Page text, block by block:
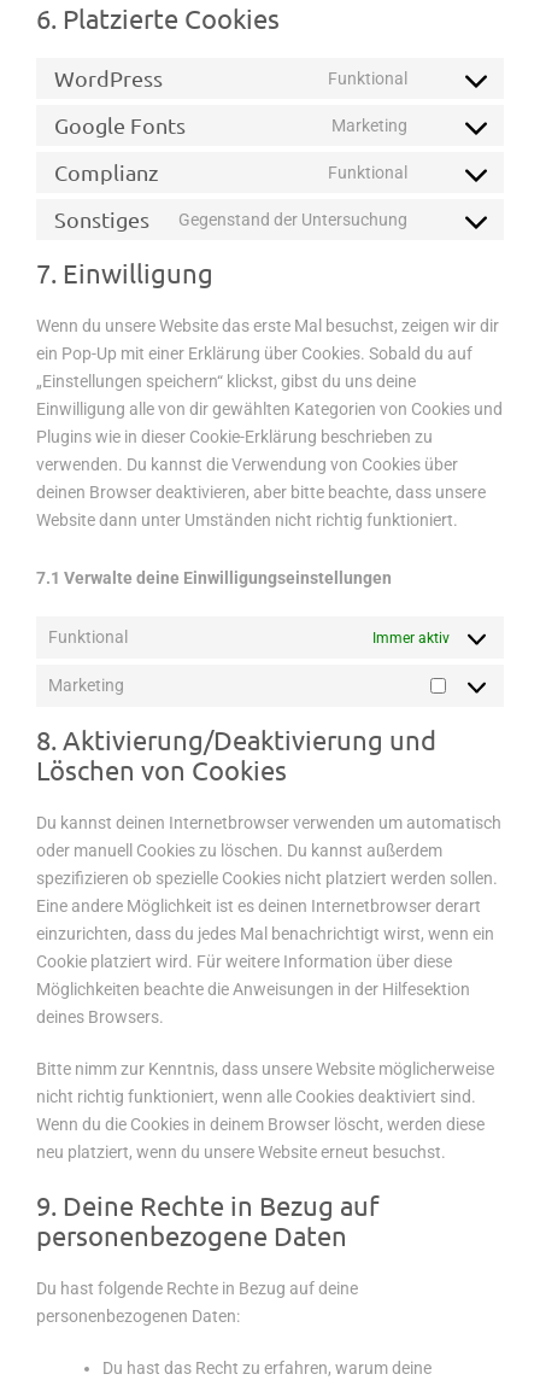
6. Platzierte Cookies
WordPress Funktional
Consent
wordpress
Google Fonts Marketing
Consent
google-
Complianz Funktional
Consent
Sonstiges Gegenstand der Untersuchung
Consent
sonstiges
7. Einwilligung
Wenn du unsere Website das erste Mal besuchst, zeigen wir dir
ein Pop-Up mit einer Erklärung über Cookies. Sobald du auf
„Einstellungen speichern“ klickst, gibst du uns deine
Einwilligung alle von dir gewählten Kategorien von Cookies und
Plugins wie in dieser Cookie-Erklärung beschrieben zu
verwenden. Du kannst die Verwendung von Cookies über
deinen Browser deaktivieren, aber bitte beachte, dass unsere
Website dann unter Umständen nicht richtig funktioniert.
7.1 Verwalte deine Einwilligungseinstellungen
Funktional Immer aktiv
Marketing
Marketing
8. Aktivierung/Deaktivierung und
Löschen von Cookies
Du kannst deinen Internetbrowser verwenden um automatisch
oder manuell Cookies zu löschen. Du kannst außerdem
spezifizieren ob spezielle Cookies nicht platziert werden sollen.
Eine andere Möglichkeit ist es deinen Internetbrowser derart
einzurichten, dass du jedes Mal benachrichtigt wirst, wenn ein
Cookie platziert wird. Für weitere Information über diese
Möglichkeiten beachte die Anweisungen in der Hilfesektion
deines Browsers.
Bitte nimm zur Kenntnis, dass unsere Website möglicherweise
nicht richtig funktioniert, wenn alle Cookies deaktiviert sind.
Wenn du die Cookies in deinem Browser löscht, werden diese
neu platziert, wenn du unsere Website erneut besuchst.
9. Deine Rechte in Bezug auf
personenbezogene Daten
Du hast folgende Rechte in Bezug auf deine
personenbezogenen Daten:
Du hast das Recht zu erfahren, warum deine